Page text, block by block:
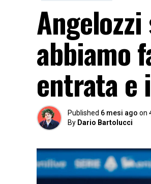
abbiamo
entrata e
Published 6 mesi ago on
By Dario Bartolucci